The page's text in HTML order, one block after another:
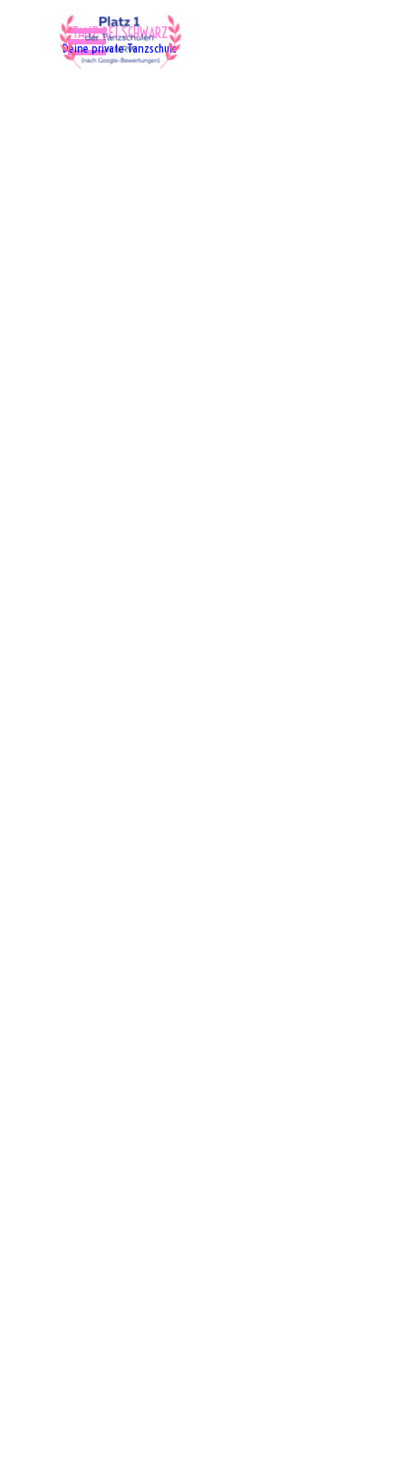
Menü überspringen
"TANZ BEI SCHWARZ"
Deine private Tanzschule